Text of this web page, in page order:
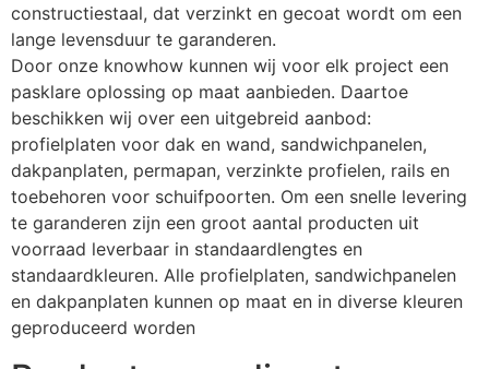
constructiestaal, dat verzinkt en gecoat wordt om een
lange levensduur te garanderen.
Door onze knowhow kunnen wij voor elk project een
pasklare oplossing op maat aanbieden. Daartoe
beschikken wij over een uitgebreid aanbod:
profielplaten voor dak en wand, sandwichpanelen,
dakpanplaten, permapan, verzinkte profielen, rails en
toebehoren voor schuifpoorten. Om een snelle levering
te garanderen zijn een groot aantal producten uit
voorraad leverbaar in standaardlengtes en
standaardkleuren. Alle profielplaten, sandwichpanelen
en dakpanplaten kunnen op maat en in diverse kleuren
geproduceerd worden